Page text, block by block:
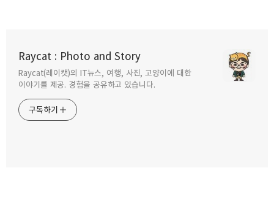
Raycat : Photo and Story
Raycat(레이캣)의 IT뉴스, 여행, 사진, 고양이에 대한
이야기를 제공. 경험을 공유하고 있습니다.
구독하기
구독하기 카카오톡
2025.02.23
갤럭시 AI 통화 내용 요약및 텍스트 변환 기능
보기